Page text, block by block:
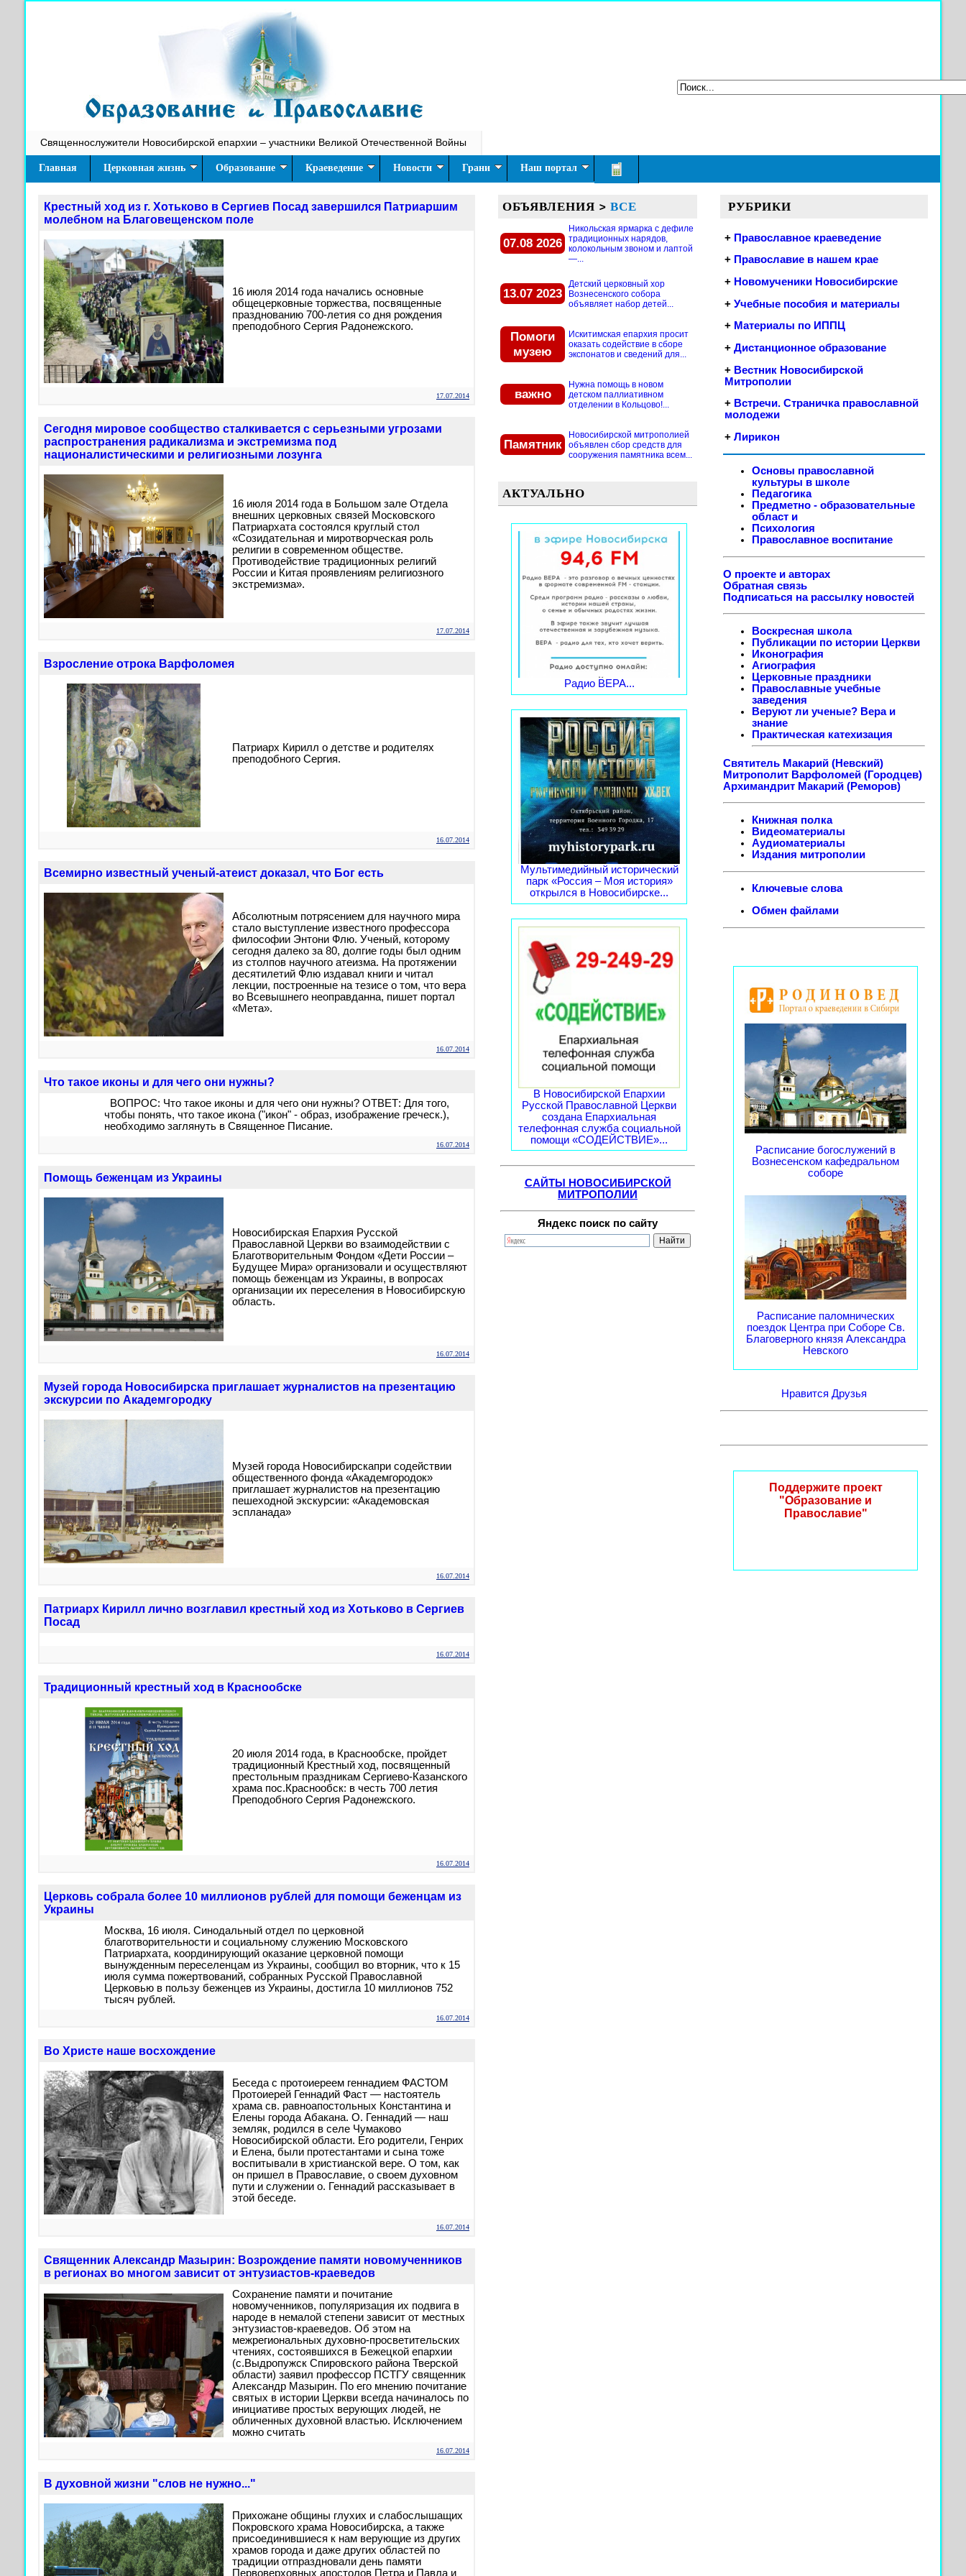
Священнослужители Новосибирской епархии – участники Великой Отечественной Войны
Главная Церковная жизнь Образование Краеведение Новости Грани Наш портал
Крестный ход из г. Хотьково в Сергиев Посад завершился Патриаршим
молебном на Благовещенском поле
16 июля 2014 года начались основные
общецерковные торжества, посвященные
празднованию 700-летия со дня рождения
преподобного Сергия Радонежского.
17.07.2014
Сегодня мировое сообщество сталкивается с серьезными угрозами
распространения радикализма и экстремизма под
националистическими и религиозными лозунга
16 июля 2014 года в Большом зале Отдела
внешних церковных связей Московского
Патриархата состоялся круглый стол
«Созидательная и миротворческая роль
религии в современном обществе.
Противодействие традиционных религий
России и Китая проявлениям религиозного
экстремизма».
17.07.2014
Взросление отрока Варфоломея
Патриарх Кирилл о детстве и родителях
преподобного Сергия.
16.07.2014
Всемирно известный ученый-атеист доказал, что Бог есть
Абсолютным потрясением для научного мира
стало выступление известного профессора
философии Энтони Флю. Ученый, которому
сегодня далеко за 80, долгие годы был одним
из столпов научного атеизма. На протяжении
десятилетий Флю издавал книги и читал
лекции, построенные на тезисе о том, что вера
во Всевышнего неоправданна, пишет портал
«Мета».
16.07.2014
Что такое иконы и для чего они нужны?
ВОПРОС: Что такое иконы и для чего они нужны? ОТВЕТ: Для того,
чтобы понять, что такое икона ("икон" - образ, изображение греческ.),
необходимо заглянуть в Священное Писание.
16.07.2014
Помощь беженцам из Украины
Новосибирская Епархия Русской
Православной Церкви во взаимодействии с
Благотворительным Фондом «Дети России –
Будущее Мира» организовали и осуществляют
помощь беженцам из Украины, в вопросах
организации их переселения в Новосибирскую
область.
16.07.2014
Музей города Новосибирска приглашает журналистов на презентацию
экскурсии по Академгородку
Музей города Новосибирскапри содействии
общественного фонда «Академгородок»
приглашает журналистов на презентацию
пешеходной экскурсии: «Академовская
эспланада»
16.07.2014
Патриарх Кирилл лично возглавил крестный ход из Хотьково в Сергиев
Посад
16.07.2014
Традиционный крестный ход в Краснообске
20 июля 2014 года, в Краснообске, пройдет
традиционный Крестный ход, посвященный
престольным праздникам Сергиево-Казанского
храма пос.Краснообск: в честь 700 летия
Преподобного Сергия Радонежского.
16.07.2014
Церковь собрала более 10 миллионов рублей для помощи беженцам из
Украины
Москва, 16 июля. Синодальный отдел по церковной
благотворительности и социальному служению Московского
Патриархата, координирующий оказание церковной помощи
вынужденным переселенцам из Украины, сообщил во вторник, что к 15
июля сумма пожертвований, собранных Русской Православной
Церковью в пользу беженцев из Украины, достигла 10 миллионов 752
тысяч рублей.
16.07.2014
Во Христе наше восхождение
Беседа с протоиереем геннадием ФАСТОМ
Протоиерей Геннадий Фаст — настоятель
храма св. равноапостольных Константина и
Елены города Абакана. О. Геннадий — наш
земляк, родился в селе Чумаково
Новосибирской области. Его родители, Генрих
и Елена, были протестантами и сына тоже
воспитывали в христианской вере. О том, как
он пришел в Православие, о своем духовном
пути и служении о. Геннадий рассказывает в
этой беседе.
16.07.2014
Священник Александр Мазырин: Возрождение памяти новомученников
в регионах во многом зависит от энтузиастов-краеведов
Сохранение памяти и почитание
новомученников, популяризация их подвига в
народе в немалой степени зависит от местных
энтузиастов-краеведов. Об этом на
межрегиональных духовно-просветительских
чтениях, состоявшихся в Бежецкой епархии
(с.Выдропужск Спировского района Тверской
области) заявил профессор ПСТГУ священник
Александр Мазырин. По его мнению почитание
святых в истории Церкви всегда начиналось по
инициативе простых верующих людей, не
обличенных духовной властью. Исключением
можно считать
16.07.2014
В духовной жизни "cлов не нужно..."
Прихожане общины глухих и слабослышащих
Покровского храма Новосибирска, а также
присоединившиеся к нам верующие из других
храмов города и даже других областей по
традиции отпраздновали день памяти
Первоверховных апостолов Петра и Павла и
ОБЪЯВЛЕНИЯ > ВСЕ
07.08 2026
Никольская ярмарка с дефиле
традиционных нарядов,
колокольным звоном и лаптой
—...
13.07 2023
Детский церковный хор
Вознесенского собора
объявляет набор детей...
Помоги
музею
Искитимская епархия просит
оказать содействие в сборе
экспонатов и сведений для...
важно
Нужна помощь в новом
детском паллиативном
отделении в Кольцово!...
Памятник
Новосибирской митрополией
объявлен сбор средств для
сооружения памятника всем...
АКТУАЛЬНО
Радио ВЕРА...
Мультимедийный исторический
парк «Россия – Моя история»
открылся в Новосибирске...
В Новосибирской Епархии
Русской Православной Церкви
создана Епархиальная
телефонная служба социальной
помощи «СОДЕЙСТВИЕ»...
САЙТЫ НОВОСИБИРСКОЙ
МИТРОПОЛИИ
Яндекс поиск по сайту
РУБРИКИ
+ Православное краеведение
+ Православие в нашем крае
+ Новомученики Новосибирские
+ Учебные пособия и материалы
+ Материалы по ИППЦ
+ Дистанционное образование
+ Вестник Новосибирской
Митрополии
+ Встречи. Страничка православной
молодежи
+ Лирикон
Основы православной
культуры в школе
Педагогика
Предметно - образовательные
област и
Психология
Православное воспитание
О проекте и авторах
Обратная связь
Подписаться на рассылку новостей
Воскресная школа
Публикации по истории Церкви
Иконография
Агиография
Церковные праздники
Православные учебные
заведения
Веруют ли ученые? Вера и
знание
Практическая катехизация
Святитель Макарий (Невский)
Митрополит Варфоломей (Городцев)
Архимандрит Макарий (Реморов)
Книжная полка
Видеоматериалы
Аудиоматериалы
Издания митрополии
Ключевые слова
Обмен файлами
Расписание богослужений в
Вознесенском кафедральном
соборе
Расписание паломнических
поездок Центра при Соборе Св.
Благоверного князя Александра
Невского
Нравится Друзья
Поддержите проект
"Образование и
Православие"